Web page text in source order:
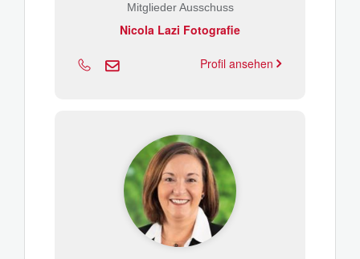
Mitglieder Ausschuss
Nicola Lazi Fotografie
Profil ansehen